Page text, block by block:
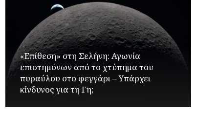
«Επίθεση» στη Σελήνη: Αγωνία
επιστημόνων από το χτύπημα του
πυραύλου στο φεγγάρι – Υπάρχει
κίνδυνος για τη Γη;